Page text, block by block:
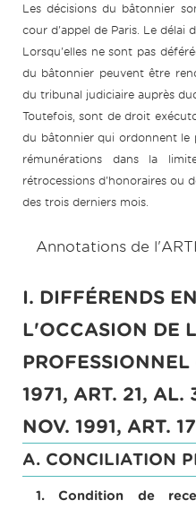
Les décisions du bâtonnier
cour d'appel de Paris. Le délai
Lorsqu'elles ne sont pas
du bâtonnier peuvent être
du tribunal judiciaire auprès
Toutefois, sont de droit
du bâtonnier qui ordonnent le
rémunérations dans la
rétrocessions d'honoraires ou
des trois derniers mois.
Annotations de
I. DIFFÉRENDS
L'OCCASION DE
1971, ART. 21, AL.
NOV. 1991, ART.
A. CONCILIATION
1. Condition de